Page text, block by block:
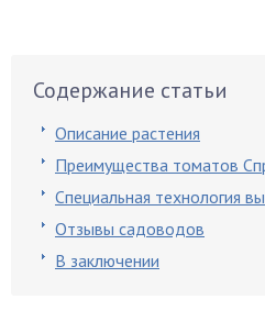
Содержание статьи
Описание растения
Преимущества томатов
Специальная технология
Отзывы садоводов
В заключении